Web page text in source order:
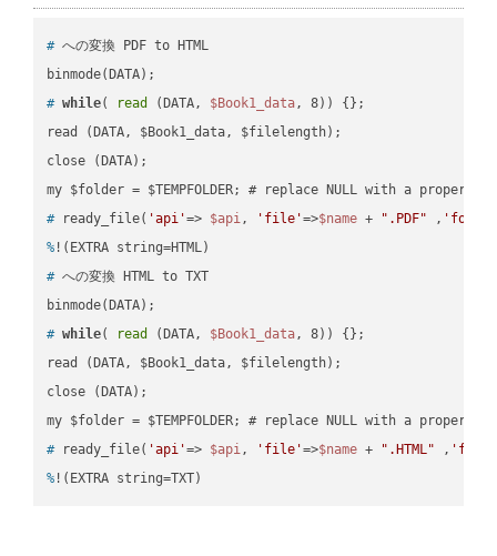
# への変換 PDF to HTML
# while( read (DATA, $Book1_data, 8)) {};
read (DATA, $Book1_data, $filelength);
close (DATA);
# ready_file( 'api'=> $api, 'file'=>$name + ".PDF" ,
% !(EXTRA string=HTML)
# への変換 HTML to TXT
# while( read (DATA, $Book1_data, 8)) {};
read (DATA, $Book1_data, $filelength);
close (DATA);
# ready_file( 'api'=> $api, 'file'=>$name + ".HTML" ,
% !(EXTRA string=TXT)